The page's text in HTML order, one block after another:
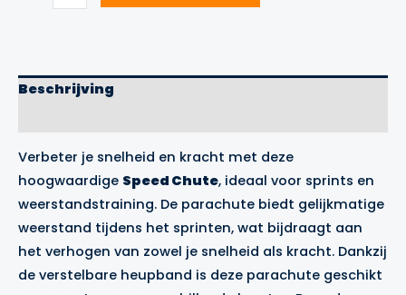
Precision
Beschrijving
Verbeter je snelheid en kracht met deze
hoogwaardige Speed Chute, ideaal voor sprints en
weerstandstraining. De parachute biedt gelijkmatige
weerstand tijdens het sprinten, wat bijdraagt aan
het verhogen van zowel je snelheid als kracht. Dankzij
de verstelbare heupband is deze parachute geschikt